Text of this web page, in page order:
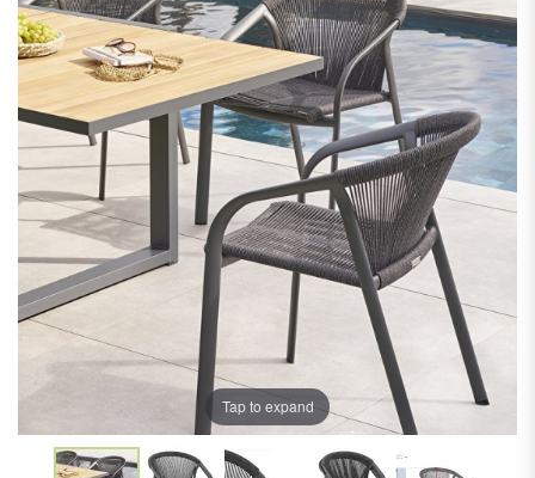
Tap to expand